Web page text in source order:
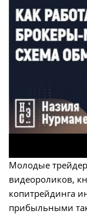
Молодые
видеороликов,
копитрейдинга
прибыльными